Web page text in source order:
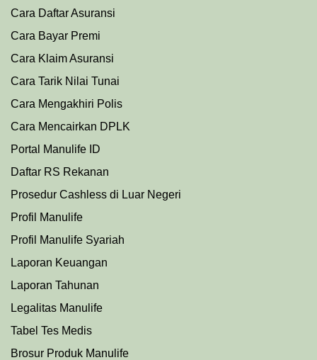
Cara Daftar Asuransi
Cara Bayar Premi
Cara Klaim Asuransi
Cara Tarik Nilai Tunai
Cara Mengakhiri Polis
Cara Mencairkan DPLK
Portal Manulife ID
Daftar RS Rekanan
Prosedur Cashless di Luar Negeri
Profil Manulife
Profil Manulife Syariah
Laporan Keuangan
Laporan Tahunan
Legalitas Manulife
Tabel Tes Medis
Brosur Produk Manulife